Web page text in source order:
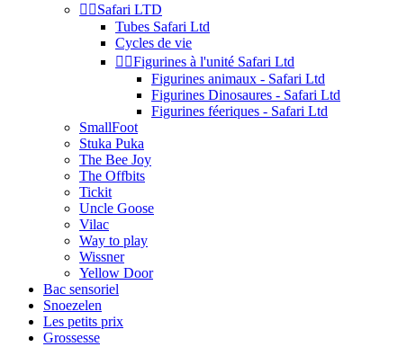
 Safari LTD
Tubes Safari Ltd
Cycles de vie
 Figurines à l'unité Safari Ltd
Figurines animaux - Safari Ltd
Figurines Dinosaures - Safari Ltd
Figurines féeriques - Safari Ltd
SmallFoot
Stuka Puka
The Bee Joy
The Offbits
Tickit
Uncle Goose
Vilac
Way to play
Wissner
Yellow Door
Bac sensoriel
Snoezelen
Les petits prix
Grossesse